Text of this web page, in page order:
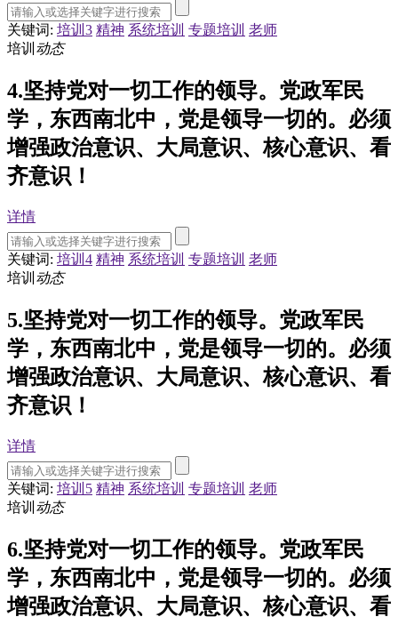
关键词: 培训3 精神 系统培训 专题培训 老师
培训 动态
4.坚持党对一切工作的领导。党政军民
学，东西南北中，党是领导一切的。必须
增强政治意识、大局意识、核心意识、看
齐意识！
详情
关键词: 培训4 精神 系统培训 专题培训 老师
培训 动态
5.坚持党对一切工作的领导。党政军民
学，东西南北中，党是领导一切的。必须
增强政治意识、大局意识、核心意识、看
齐意识！
详情
关键词: 培训5 精神 系统培训 专题培训 老师
培训 动态
6.坚持党对一切工作的领导。党政军民
学，东西南北中，党是领导一切的。必须
增强政治意识、大局意识、核心意识、看